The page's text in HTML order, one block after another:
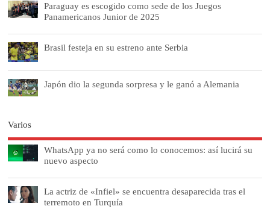
Paraguay es escogido como sede de los Juegos
Panamericanos Junior de 2025
Brasil festeja en su estreno ante Serbia
Japón dio la segunda sorpresa y le ganó a Alemania
Varios
WhatsApp ya no será como lo conocemos: así lucirá su
nuevo aspecto
La actriz de «Infiel» se encuentra desaparecida tras el
terremoto en Turquía